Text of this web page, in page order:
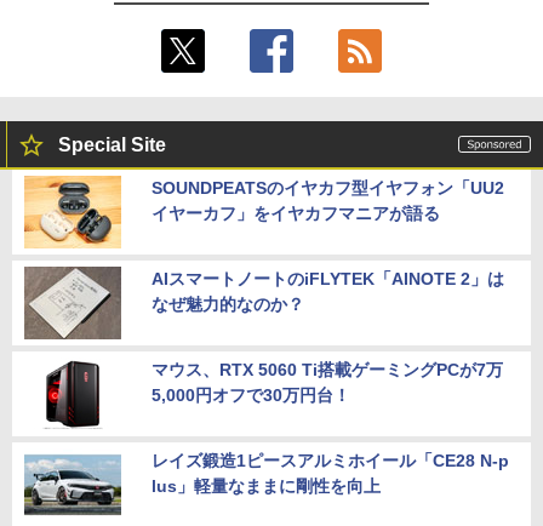
Special Site
SOUNDPEATSのイヤカフ型イヤフォン「UU2
イヤーカフ」をイヤカフマニアが語る
AIスマートノートのiFLYTEK「AINOTE 2」は
なぜ魅力的なのか？
マウス、RTX 5060 Ti搭載ゲーミングPCが7万
5,000円オフで30万円台！
レイズ鍛造1ピースアルミホイール「CE28 N-p
lus」軽量なままに剛性を向上